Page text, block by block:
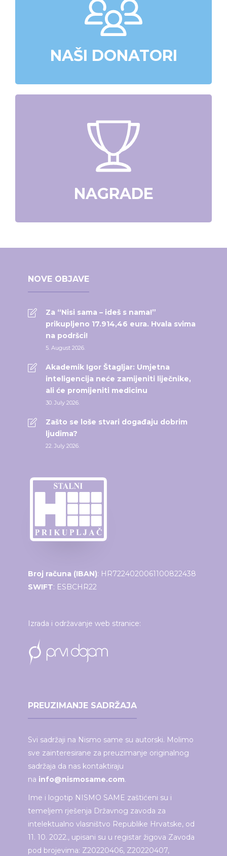
NAŠI DONATORI
NAGRADE
NOVE OBJAVE
Za “Nisi sama – ideš s nama!”
prikupljeno 17.914,46 eura. Hvala svima
na podršci!
5. August 2026.
Akademik Igor Štagljar: Umjetna
inteligencija neće zamijeniti liječnike,
ali će promijeniti medicinu
30. July 2026.
Zašto se loše stvari događaju dobrim
ljudima?
22. July 2026.
Broj računa (IBAN): HR7224020061100822438
SWIFT: ESBCHR22
Izrada i održavanje web stranice:
PREUZIMANJE SADRŽAJA
Svi sadržaji na Nismo same su autorski. Molimo
sve zainteresirane za preuzimanje originalnog
sadržaja da nas kontaktiraju
na info@nismosame.com.
Ime i logotip NISMO SAME zaštićeni su i
temeljem rješenja Državnog zavoda za
intelektualno vlasništvo Republike Hrvatske, od
11. 10. 2022., upisani su u registar žigova Zavoda
pod brojevima: Z20220406, Z20220407,